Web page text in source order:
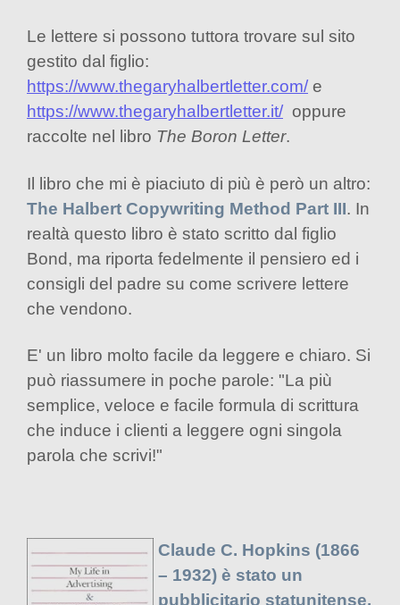
Le lettere si possono tuttora trovare sul sito
gestito dal figlio:
https://www.thegaryhalbertletter.com/ e
https://www.thegaryhalbertletter.it/ oppure
raccolte nel libro The Boron Letter.
Il libro che mi è piaciuto di più è però un altro:
The Halbert Copywriting Method Part III. In
realtà questo libro è stato scritto dal figlio
Bond, ma riporta fedelmente il pensiero ed i
consigli del padre su come scrivere lettere
che vendono.
E' un libro molto facile da leggere e chiaro. Si
può riassumere in poche parole: "La più
semplice, veloce e facile formula di scrittura
che induce i clienti a leggere ogni singola
parola che scrivi!"
Claude C. Hopkins (1866
– 1932) è stato un
pubblicitario statunitense.